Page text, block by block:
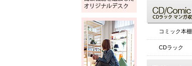
コミック本棚
CDラック